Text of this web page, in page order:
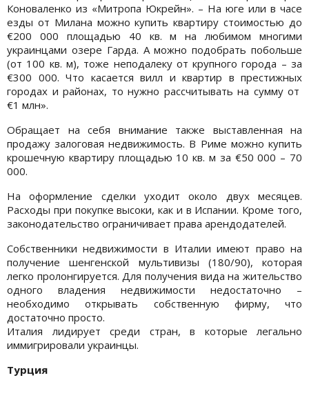
Коноваленко из «Митропа Юкрейн». – На юге или в часе
езды от Милана можно купить квартиру стоимостью до
€200 000 площадью 40 кв. м на любимом многими
украинцами озере Гарда. А можно подобрать побольше
(от 100 кв. м), тоже неподалеку от крупного города – за
€300 000. Что касается вилл и квартир в престижных
городах и районах, то нужно рассчитывать на сумму от
€1 млн».
Обращает на себя внимание также выставленная на
продажу залоговая недвижимость. В Риме можно купить
крошечную квартиру площадью 10 кв. м за €50 000 – 70
000.
На оформление сделки уходит около двух месяцев.
Расходы при покупке высоки, как и в Испании. Кроме того,
законодательство ограничивает права арендодателей.
Собственники недвижимости в Италии имеют право на
получение шенгенской мультивизы (180/90), которая
легко пролонгируется. Для получения вида на жительство
одного владения недвижимости недостаточно –
необходимо открывать собственную фирму, что
достаточно просто.
Италия лидирует среди стран, в которые легально
иммигрировали украинцы.
Турция